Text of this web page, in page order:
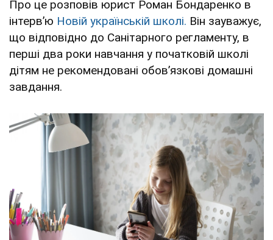
Про це розповів юрист Роман Бондаренко в
інтервʼю Новій українській школі. Він зауважує,
що відповідно до Санітарного регламенту, в
перші два роки навчання у початковій школі
дітям не рекомендовані обовʼязкові домашні
завдання.